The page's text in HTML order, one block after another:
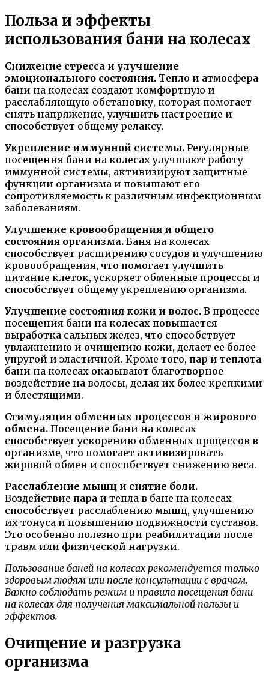
Польза и эффекты
использования бани на колесах
Снижение стресса и улучшение
эмоционального состояния. Тепло и атмосфера
бани на колесах создают комфортную и
расслабляющую обстановку, которая помогает
снять напряжение, улучшить настроение и
способствует общему релаксу.
Укрепление иммунной системы. Регулярные
посещения бани на колесах улучшают работу
иммунной системы, активизируют защитные
функции организма и повышают его
сопротивляемость к различным инфекционным
заболеваниям.
Улучшение кровообращения и общего
состояния организма. Баня на колесах
способствует расширению сосудов и улучшению
кровообращения, что помогает улучшить
питание клеток, ускоряет обменные процессы и
способствует общему укреплению организма.
Улучшение состояния кожи и волос. В процессе
посещения бани на колесах повышается
выработка сальных желез, что способствует
увлажнению и очищению кожи, делает ее более
упругой и эластичной. Кроме того, пар и теплота
бани на колесах оказывают благотворное
воздействие на волосы, делая их более крепкими
и блестящими.
Стимуляция обменных процессов и жирового
обмена. Посещение бани на колесах
способствует ускорению обменных процессов в
организме, что помогает активизировать
жировой обмен и способствует снижению веса.
Расслабление мышц и снятие боли.
Воздействие пара и тепла в бане на колесах
способствует расслаблению мышц, улучшению
их тонуса и повышению подвижности суставов.
Это особенно полезно при реабилитации после
травм или физической нагрузки.
Пользование баней на колесах рекомендуется только
здоровым людям или после консультации с врачом.
Важно соблюдать режим и правила посещения бани
на колесах для получения максимальной пользы и
эффектов.
Очищение и разгрузка
организма